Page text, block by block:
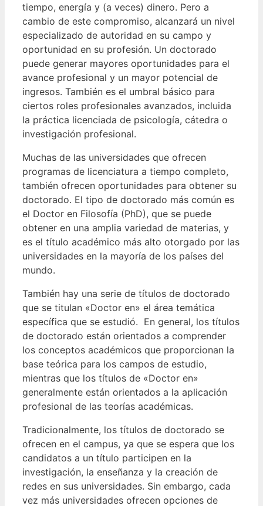
tiempo, energía y (a veces) dinero. Pero a
cambio de este compromiso, alcanzará un nivel
especializado de autoridad en su campo y
oportunidad en su profesión. Un doctorado
puede generar mayores oportunidades para el
avance profesional y un mayor potencial de
ingresos. También es el umbral básico para
ciertos roles profesionales avanzados, incluida
la práctica licenciada de psicología, cátedra o
investigación profesional.
Muchas de las universidades que ofrecen
programas de licenciatura a tiempo completo,
también ofrecen oportunidades para obtener su
doctorado. El tipo de doctorado más común es
el Doctor en Filosofía (PhD), que se puede
obtener en una amplia variedad de materias, y
es el título académico más alto otorgado por las
universidades en la mayoría de los países del
mundo.
También hay una serie de títulos de doctorado
que se titulan «Doctor en» el área temática
específica que se estudió. En general, los títulos
de doctorado están orientados a comprender
los conceptos académicos que proporcionan la
base teórica para los campos de estudio,
mientras que los títulos de «Doctor en»
generalmente están orientados a la aplicación
profesional de las teorías académicas.
Tradicionalmente, los títulos de doctorado se
ofrecen en el campus, ya que se espera que los
candidatos a un título participen en la
investigación, la enseñanza y la creación de
redes en sus universidades. Sin embargo, cada
vez más universidades ofrecen opciones de